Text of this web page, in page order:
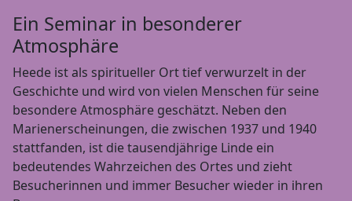
Ein Seminar in besonderer
Atmosphäre
Heede ist als spiritueller Ort tief verwurzelt in der
Geschichte und wird von vielen Menschen für seine
besondere Atmosphäre geschätzt. Neben den
Marienerscheinungen, die zwischen 1937 und 1940
stattfanden, ist die tausendjährige Linde ein
bedeutendes Wahrzeichen des Ortes und zieht
Besucherinnen und immer Besucher wieder in ihren